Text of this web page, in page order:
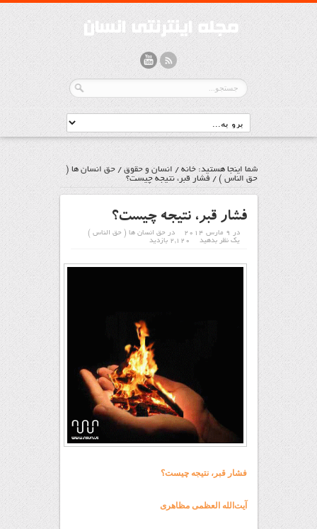
شما اینجا هستید:خانه / انسان و حقوق /حق انسان ها (
حق الناس ) /فشار قبر، نتیجه چیست؟
فشار قبر، نتیجه چیست؟
در 9 مارس 2014 در حق انسان ها ( حق الناس )
یک نظر بدهید
2,120 بازدید
فشار قبر، نتیجه چیست؟
آیت‌الله العظمی مظاهری